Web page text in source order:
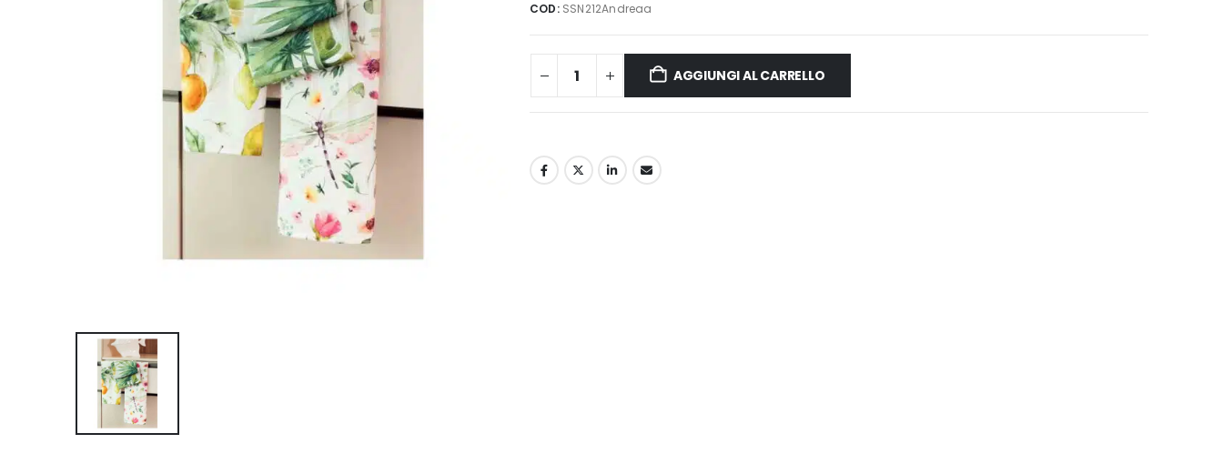
COD: SSN212Andreaa
AGGIUNGI AL CARRELLO